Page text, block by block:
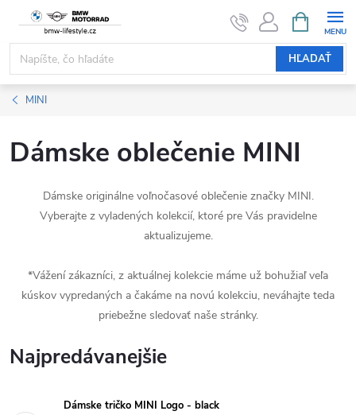
obsah
HĽADAŤ
KOŠÍK
MINI
Dámske oblečenie MINI
Dámske originálne voľnočasové oblečenie značky MINI.
Vyberajte z vyladených kolekcií, ktoré pre Vás pravidelne
aktualizujeme.
*Vážení zákazníci, z aktuálnej kolekcie máme už bohužiaľ veľa
kúskov vypredaných a čakáme na novú kolekciu, neváhajte teda
priebežne sledovať naše stránky.
Najpredávanejšie
Dámske tričko MINI Logo - black